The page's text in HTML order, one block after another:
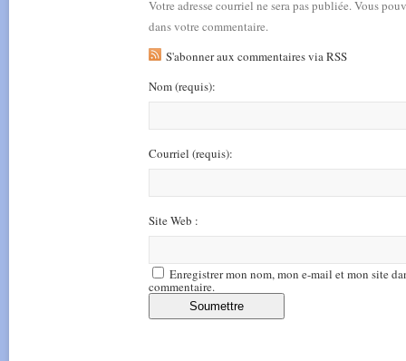
Votre adresse courriel ne sera pas publiée. Vous
dans votre commentaire.
S'abonner aux commentaires via RSS
Nom(requis):
Courriel (requis):
Site Web :
Enregistrer mon nom, mon e-mail et mon site
commentaire.